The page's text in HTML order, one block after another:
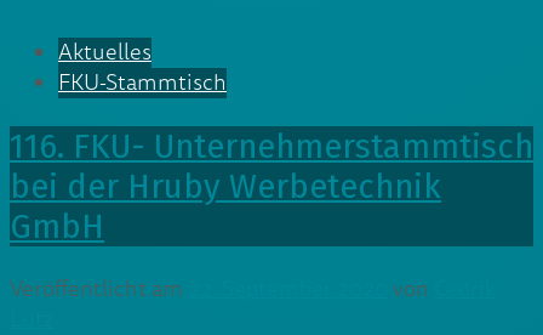
Aktuelles
FKU-Stammtisch
116. FKU- Unternehmerstammtisch
bei der Hruby Werbetechnik
GmbH
Veröffentlicht am von